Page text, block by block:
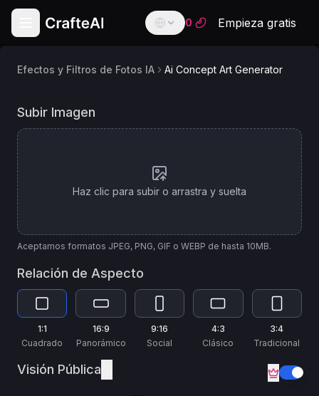
English
Español
Spanish
Deutsch
العربية
Arabic
Português
Portuguese
Русский
Russian
0 Empieza gratis
Efectos y Filtros de Fotos IA Ai Concept Art Generator
de
IA
Image Apps v2 Style Transfer
Subir Imagen
Haz clic para subir o arrastra y suelta
Aceptamos formatos JPEG, PNG, GIF o WEBP de hasta 10MB.
Relación de Aspecto
1:1
Cuadrado
16:9
Panorámico
9:16
Social
4:3
Clásico
3:4
Tradicional
Visión Pública